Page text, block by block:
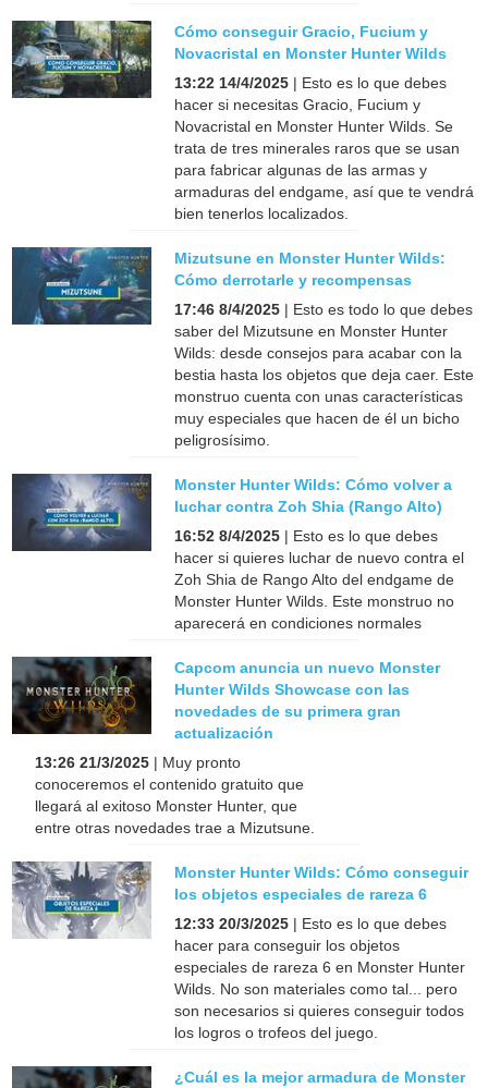
Cómo conseguir Gracio, Fucium y
Novacristal en Monster Hunter Wilds
13:22 14/4/2025 | Esto es lo que debes
hacer si necesitas Gracio, Fucium y
Novacristal en Monster Hunter Wilds. Se
trata de tres minerales raros que se usan
para fabricar algunas de las armas y
armaduras del endgame, así que te vendrá
bien tenerlos localizados.
Mizutsune en Monster Hunter Wilds:
Cómo derrotarle y recompensas
17:46 8/4/2025 | Esto es todo lo que debes
saber del Mizutsune en Monster Hunter
Wilds: desde consejos para acabar con la
bestia hasta los objetos que deja caer. Este
monstruo cuenta con unas características
muy especiales que hacen de él un bicho
peligrosísimo.
Monster Hunter Wilds: Cómo volver a
luchar contra Zoh Shia (Rango Alto)
16:52 8/4/2025 | Esto es lo que debes
hacer si quieres luchar de nuevo contra el
Zoh Shia de Rango Alto del endgame de
Monster Hunter Wilds. Este monstruo no
aparecerá en condiciones normales
Capcom anuncia un nuevo Monster
Hunter Wilds Showcase con las
novedades de su primera gran
actualización
13:26 21/3/2025 | Muy pronto
conoceremos el contenido gratuito que
llegará al exitoso Monster Hunter, que
entre otras novedades trae a Mizutsune.
Monster Hunter Wilds: Cómo conseguir
los objetos especiales de rareza 6
12:33 20/3/2025 | Esto es lo que debes
hacer para conseguir los objetos
especiales de rareza 6 en Monster Hunter
Wilds. No son materiales como tal... pero
son necesarios si quieres conseguir todos
los logros o trofeos del juego.
¿Cuál es la mejor armadura de Monster